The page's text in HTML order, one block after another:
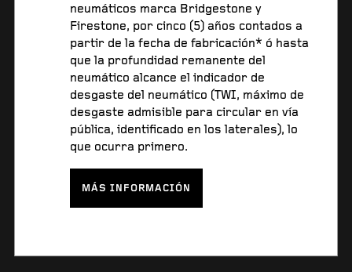
neumáticos marca Bridgestone y
Firestone, por cinco (5) años contados a
partir de la fecha de fabricación* ó hasta
que la profundidad remanente del
neumático alcance el indicador de
desgaste del neumático (TWI, máximo de
desgaste admisible para circular en vía
pública, identificado en los laterales), lo
que ocurra primero.
MÁS INFORMACIÓN